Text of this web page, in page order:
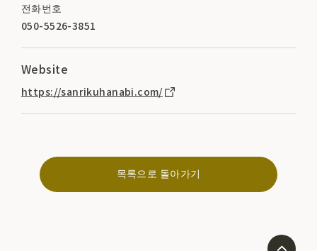
전화번호
050-5526-3851
Website
https://sanrikuhanabi.com/
목록으로 돌아가기